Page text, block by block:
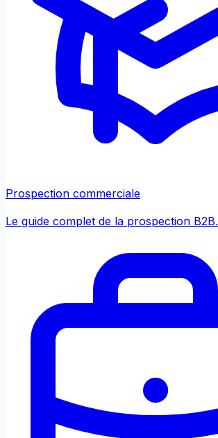
Prospection commerciale
Le guide complet de la prospection B2B.